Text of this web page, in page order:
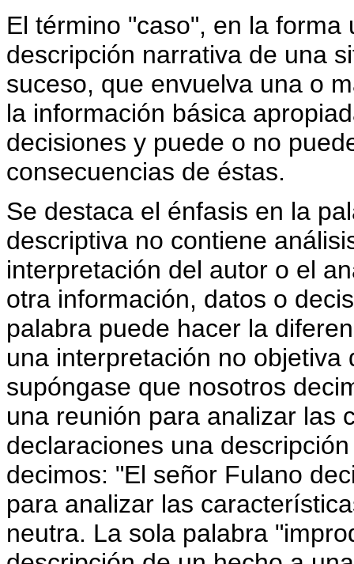
El término "caso", en la
descripción narrativa de una
suceso, que envuelva una o
la información básica
decisiones y puede o no
consecuencias de éstas.
Se destaca el énfasis en la
descriptiva no contiene
interpretación del autor o el
otra información, datos o
palabra puede hacer la
una interpretación no
supóngase que nosotros
una reunión para analizar las
declaraciones una
decimos: "El señor Fulano
para analizar las
neutra. La sola palabra